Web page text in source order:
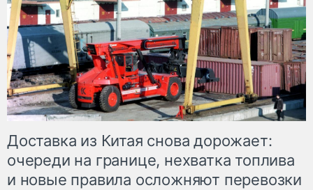
Доставка из Китая снова дорожает:
очереди на границе, нехватка топлива
и новые правила осложняют перевозки